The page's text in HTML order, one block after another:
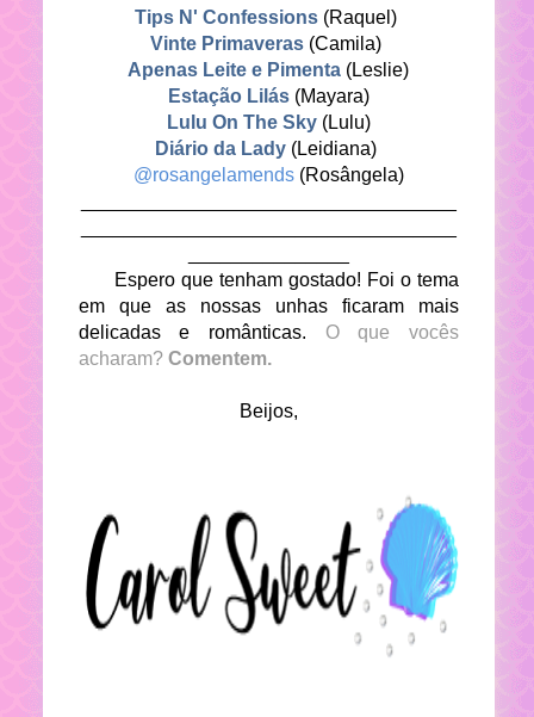
Tips N' Confessions (Raquel)
Vinte Primaveras (Camila)
Apenas Leite e Pimenta (Leslie)
Estação Lilás (Mayara)
Lulu On The Sky (Lulu)
Diário da Lady (Leidiana)
@rosangelamends(Rosângela)
Espero que tenham gostado! Foi o tema
em que as nossas unhas ficaram mais
delicadas e românticas. O que vocês
acharam? Comentem.
Beijos,